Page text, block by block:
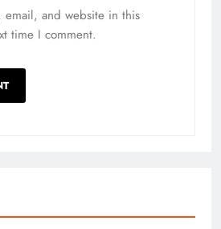
email, and website in this
time I comment.